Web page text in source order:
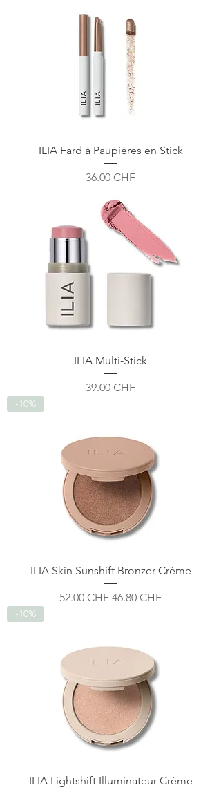
ILIA Fard à Paupières en Stick
Prix
36.00 CHF
ILIA Multi-Stick
Prix
39.00 CHF
-10%
ILIA Skin Sunshift Bronzer Crème
Prix original
52.00 CHF Prix promotionnel
46.80 CHF
-10%
ILIA Lightshift Illuminateur Crème